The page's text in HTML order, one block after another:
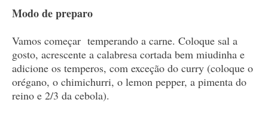
Modo de preparo
Vamos começar temperando a carne. Coloque sal a
gosto, acrescente a calabresa cortada bem miudinha e
adicione os temperos, com exceção do curry (coloque o
orégano, o chimichurri, o lemon pepper, a pimenta do
reino e 2/3 da cebola).